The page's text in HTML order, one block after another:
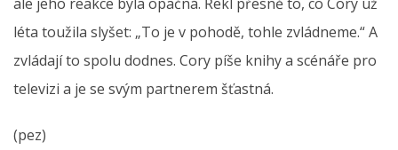
léta toužila slyšet: „To je v pohodě, tohle zvládneme.“ A
zvládají to spolu dodnes. Cory píše knihy a scénáře pro
televizi a je se svým partnerem šťastná.
(pez)